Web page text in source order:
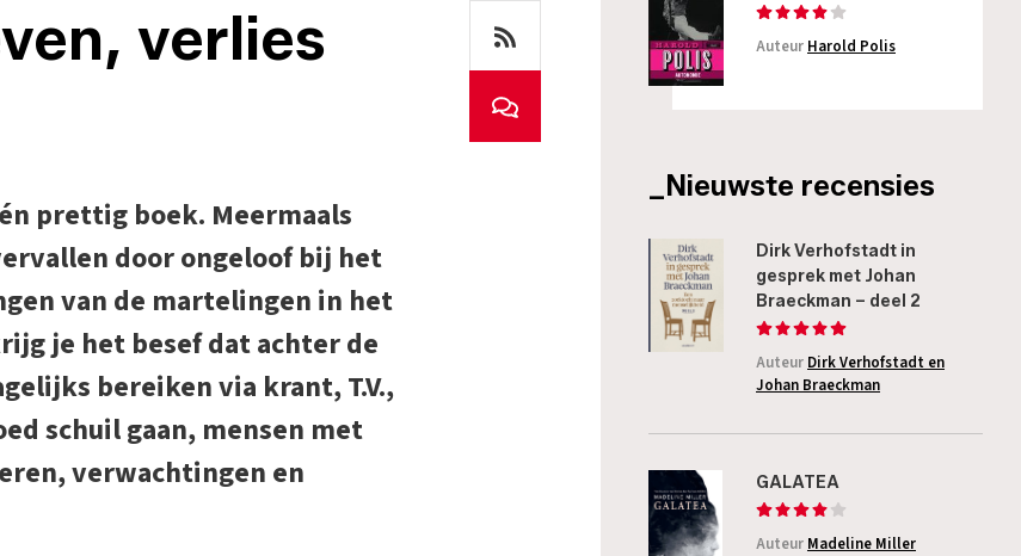
verlies
prettig boek. Meermaals
door ongeloof bij het
van de martelingen in het
je het besef dat achter de
bereiken via krant, T.V.,
schuil gaan, mensen met
verwachtingen en
Auteur Harold Polis
_Nieuwste recensies
Dirk Verhofstadt in
gesprek met Johan
Braeckman – deel 2
Auteur Dirk Verhofstadt en
Johan Braeckman
GALATEA
Auteur Madeline Miller